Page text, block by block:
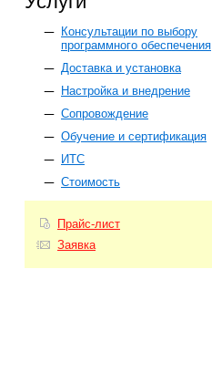
Консультации по выбору
программного обеспечения
Доставка и установка
Настройка и внедрение
Сопровождение
Обучение и сертификация
ИТС
Стоимость
Прайс-лист
Заявка